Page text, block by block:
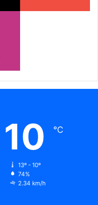
10 ℃
13º - 10º
74%
2.34 km/h